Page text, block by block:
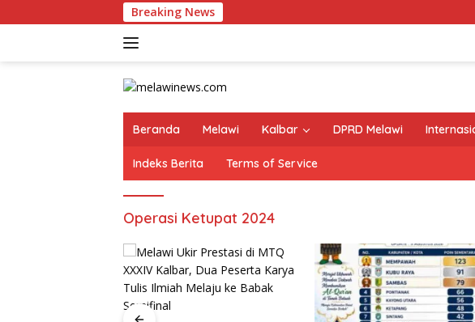
ke
Breaking News
Beranda Melawi Kalbar DPRD Melawi
Indeks Berita Terms of Service
Operasi Ketupat 2024